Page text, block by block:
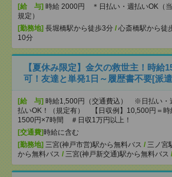
[給 与] 時給 2000円 ＊日払い・週払いOK（
規定）
[勤務地] 長堀橋駅から徒歩3分 / 心斎橋駅から徒
10分
【夏休み限定】金欠の救世主！時給
可！友達と単発1日～履歴書不要[派
[給 与] 時給1,500円（交通費込） ※日払い・
払いOK！（規定有） 【日収例】10,500円＝時
1500円×7時間 ＃日収1万円以上！
[交通費] 時給に含む
[勤務地] 三宮(神戸市営)駅から無料バス / 三ノ宮
から無料バス / 三宮(神戸新交通)駅から無料バス /